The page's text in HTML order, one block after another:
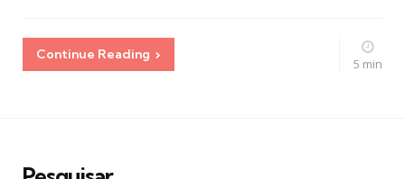
Continue Reading
5 min